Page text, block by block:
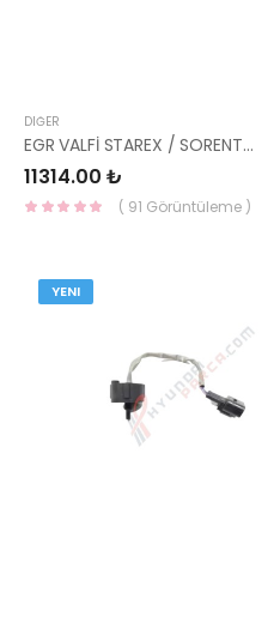
DIĞER
EGR VALFİ STAREX / SORENTO 2.5 28410-4A100-HMC
11314.00 ₺
( 91 Görüntüleme )
YENI